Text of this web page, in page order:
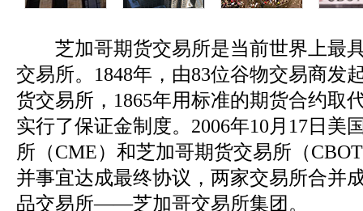
芝加哥期货交易所是当前世界上最
交易所。1848年，由83位谷物交易商发
货交易所，1865年用标准的期货合约取
实行了保证金制度。2006年10月17日美
所（CME）和芝加哥期货交易所（
并事宜达成最终协议，两家交易所合并
品交易所——芝加哥交易所集团。